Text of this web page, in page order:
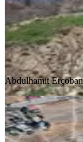
Abdulhamit Erçoban
Ara
Abdulhamit Erçoban